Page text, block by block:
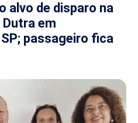
alvo de disparo na
em
passageiro fica